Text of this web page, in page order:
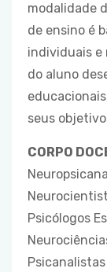
modalidade
de ensino é
individuais e
do aluno
seus
CORPO
Psicólogos